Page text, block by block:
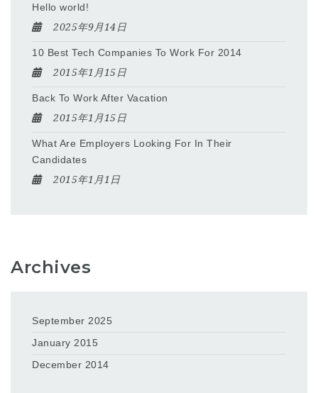
Hello world!
2025年9月14日
10 Best Tech Companies To Work For 2014
2015年1月15日
Back To Work After Vacation
2015年1月15日
What Are Employers Looking For In Their
Candidates
2015年1月1日
Archives
September 2025
January 2015
December 2014